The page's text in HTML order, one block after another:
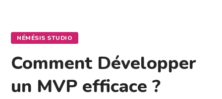
NÉMÉSIS STUDIO
Comment Développer
un MVP efficace ?